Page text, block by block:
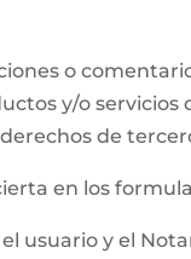
o
y/o
de
en los
usuario y el